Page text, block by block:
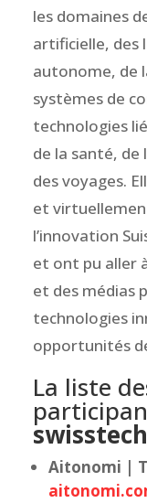
les domaines
artificielle, des
autonome, de
systèmes de
technologies
de la santé, de
des voyages.
et
l’innovation
et ont pu aller
et des médias
technologies
opportunités
La liste
Aitonomi |